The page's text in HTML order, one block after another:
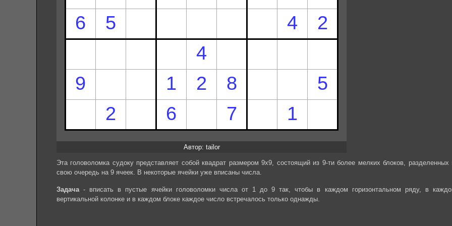
Автор: tailor
Эта головоломка судоку представляет собой квадрат размером 9х9, состоящий из 9-ти более мелких блоков, разделенных
свою очередь на 9 ячеек. В некоторые ячейки уже вписаны числа.
Задача- вписать в пустые ячейки головоломки числа от 1 до 9 так, чтобы в каждом горизонтальном ряду, в
вертикальной колонке и в каждом блоке каждое число встречалось только однажды.